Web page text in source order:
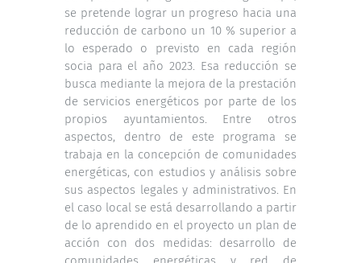
se pretende lograr un progreso hacia una
reducción de carbono un 10 % superior a
lo esperado o previsto en cada región
socia para el año 2023. Esa reducción se
busca mediante la mejora de la prestación
de servicios energéticos por parte de los
propios ayuntamientos. Entre otros
aspectos, dentro de este programa se
trabaja en la concepción de comunidades
energéticas, con estudios y análisis sobre
sus aspectos legales y administrativos. En
el caso local se está desarrollando a partir
de lo aprendido en el proyecto un plan de
acción con dos medidas: desarrollo de